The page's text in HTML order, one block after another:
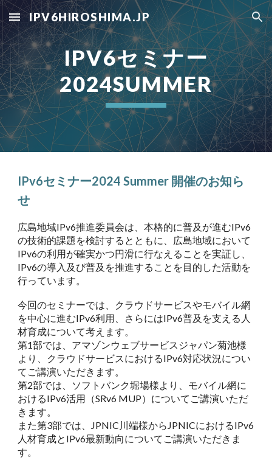
Skip to main content Skip to navigation
IPV6HIROSHIMA.JP
IPV6セミナー
2024SUMMER
IPv6セミナー2024Summer 開催のお知ら
せ
広島地域IPv6推進委員会は、本格的に普及が進むIPv6
の技術的課題を検討するとともに、広島地域において
IPv6の利用が確実かつ円滑に行なえることを実証し、
IPv6の導入及び普及を推進することを目的した活動を
行っています。
今回のセミナーでは、クラウドサービスやモバイル網
を中心に進むIPv6利用、さらにはIPv6普及を支える人
材育成について考えます。
第1部では、アマゾンウェブサービスジャパン菊池様
より、クラウドサービスにおけるIPv6対応状況につい
てご講演いただきます。
第2部では、ソフトバンク堀場様より、モバイル網に
おけるIPv6活用（SRv6 MUP）についてご講演いただ
きます。
また第3部では、JPNIC川端様からJPNICにおけるIPv6
人材育成とIPv6最新動向についてご講演いただきま
す。